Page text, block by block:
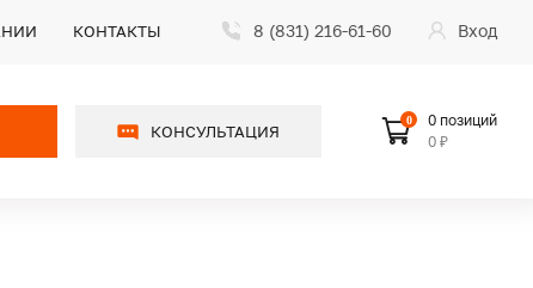
КОНТАКТЫ 8 (831) 216-61-60 Вход
КОНСУЛЬТАЦИЯ
0
0 позиций
0 ₽